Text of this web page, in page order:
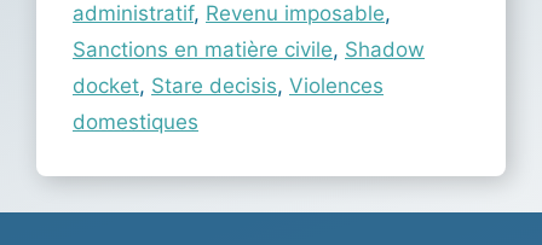
administratif, Revenu imposable,
Sanctions en matière civile, Shadow
docket, Stare decisis, Violences
domestiques